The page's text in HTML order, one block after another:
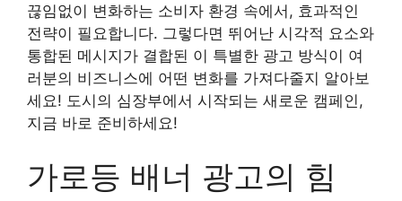
끊임없이 변화하는 소비자 환경 속에서, 효과적인
전략이 필요합니다. 그렇다면 뛰어난 시각적 요소와
통합된 메시지가 결합된 이 특별한 광고 방식이 여
러분의 비즈니스에 어떤 변화를 가져다줄지 알아보
세요! 도시의 심장부에서 시작되는 새로운 캠페인,
지금 바로 준비하세요!
가로등 배너 광고의 힘